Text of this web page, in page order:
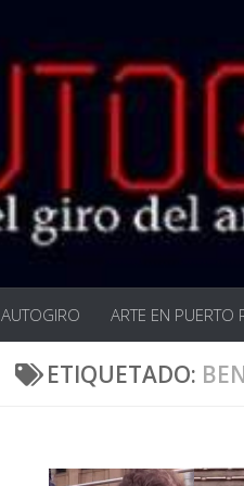
ARTE EN PUERTO
ETIQUETADO: